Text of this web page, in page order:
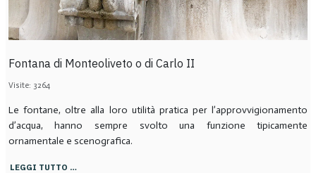
Fontana di Monteoliveto o di Carlo II
Visite: 3264
Le fontane, oltre alla loro utilità pratica per l’approvvigionamento
d’acqua, hanno sempre svolto una funzione tipicamente
ornamentale e scenografica.
LEGGI TUTTO …